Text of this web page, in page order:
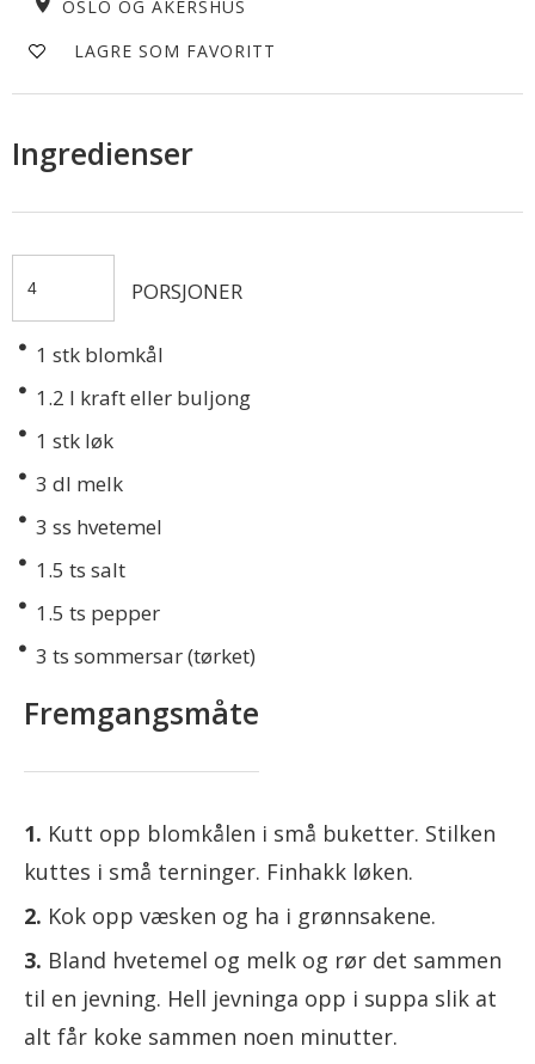
OSLO OG AKERSHUS
LAGRE SOM FAVORITT
Ingredienser
PORSJONER
1 stk blomkål
1.2 l kraft eller buljong
1 stk løk
3 dl melk
3 ss hvetemel
1.5 ts salt
1.5 ts pepper
3 ts sommersar (tørket)
Fremgangsmåte
Kutt opp blomkålen i små buketter. Stilken
kuttes i små terninger. Finhakk løken.
Kok opp væsken og ha i grønnsakene.
Bland hvetemel og melk og rør det sammen
til en jevning. Hell jevninga opp i suppa slik at
alt får koke sammen noen minutter.